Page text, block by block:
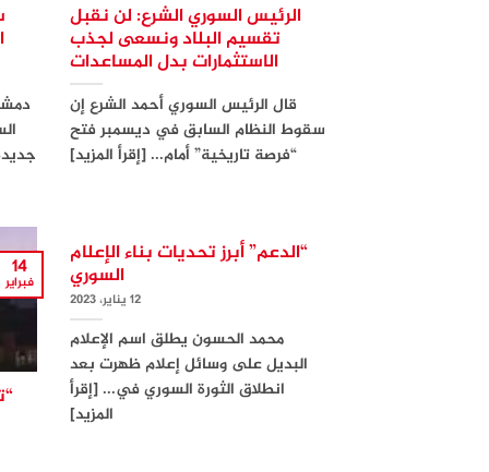
الرئيس السوري الشرع: لن نقبل
تقسيم البلاد ونسعى لجذب
الاستثمارات بدل المساعدات
قال الرئيس السوري أحمد الشرع إن
سقوط النظام السابق في ديسمبر فتح
“فرصة تاريخية” أمام... [إقرأ المزيد]
“الدعم” أبرز تحديات بناء الإعلام
السوري
12 يناير، 2023
محمد الحسون يطلق اسم الإعلام
البديل على وسائل إعلام ظهرت بعد
انطلاق الثورة السوري في... [إقرأ
المزيد]
14
فبراير